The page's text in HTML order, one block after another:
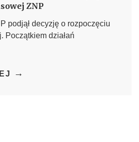
ZNP
podjął decyzję o rozpoczęciu
Początkiem działań
→